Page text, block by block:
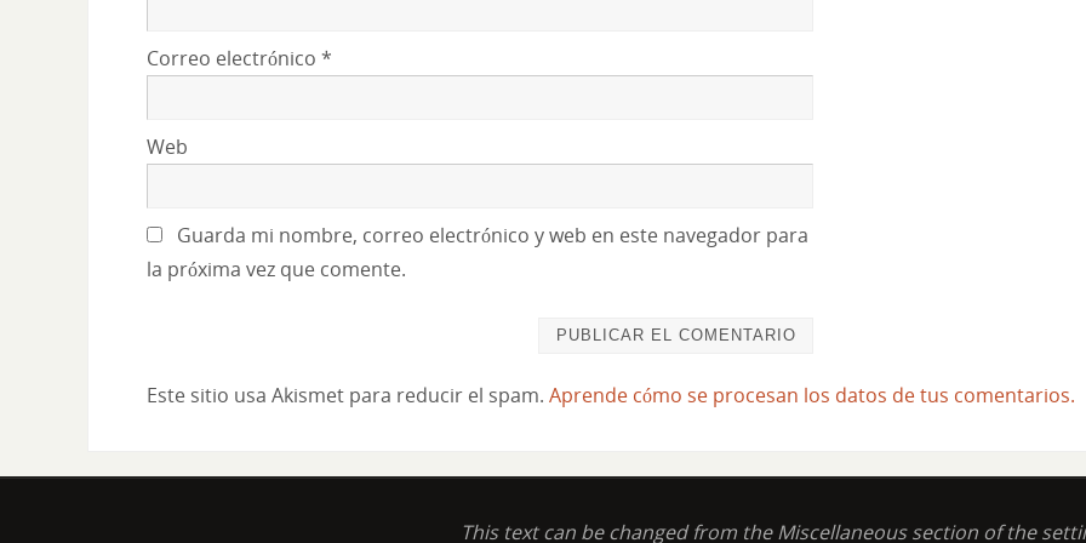
Correo electrónico *
Web
Guarda mi nombre, correo electrónico y web en este navegador para
la próxima vez que comente.
Este sitio usa Akismet para reducir el spam. Aprende cómo se procesan los datos de tus comentarios.
This text can be changed from the Miscellaneous section of the